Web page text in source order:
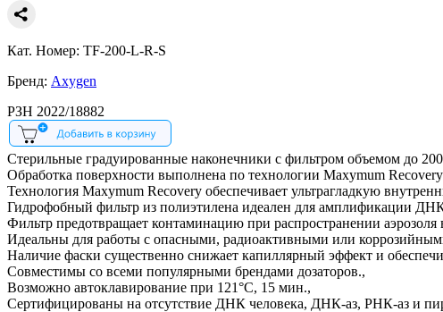
Кат. Номер: TF-200-L-R-S
Бренд: Axygen
РЗН 2022/18882
Стерильные градуированные наконечники с фильтром объемом до
Обработка поверхности выполнена по технологии Maxymum
Технология Maxymum Recovery обеспечивает ультрагладкую
Гидрофобный фильтр из полиэтилена идеален для амплификации
Фильтр предотвращает контаминацию при распространении аэрозоля
Идеальны для работы с опасными, радиоактивными или
Наличие фаски существенно снижает капиллярный эффект и
Совместимы со всеми популярными брендами дозаторов.,
Возможно автоклавирование при 121°С, 15 мин.,
Сертифицированы на отсутствие ДНК человека, ДНК-аз, РНК-аз и